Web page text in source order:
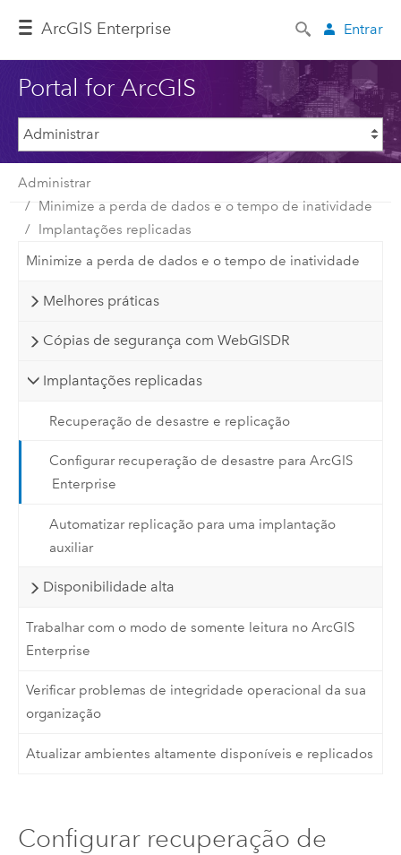
ArcGIS Enterprise Entrar
Portal for ArcGIS
Administrar
Minimize a perda de dados e o tempo de inatividade
Implantações replicadas
Minimize a perda de dados e o tempo de inatividade
Melhores práticas
Cópias de segurança com WebGISDR
Implantações replicadas
Recuperação de desastre e replicação
Configurar recuperação de desastre para ArcGIS
Enterprise
Automatizar replicação para uma implantação
auxiliar
Disponibilidade alta
Trabalhar com o modo de somente leitura no ArcGIS
Enterprise
Verificar problemas de integridade operacional da sua
organização
Atualizar ambientes altamente disponíveis e replicados
Configurar recuperação de